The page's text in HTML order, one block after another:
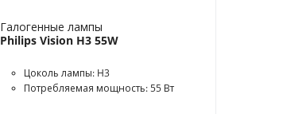
Галогенные лампы
Philips Vision H3 55W
Цоколь лампы: H3
Потребляемая мощность: 55 Вт